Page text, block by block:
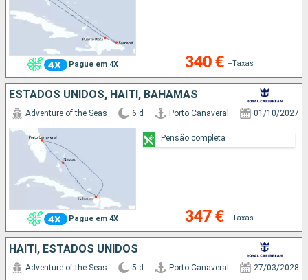
Pague em 4X 340 € +Taxas
ESTADOS UNIDOS, HAITI, BAHAMAS
Pague em 4X
Adventure of the Seas 6 d Porto Canaveral 01/10/2027
347 € +Taxas
Pensão completa
HAITI, ESTADOS UNIDOS
Adventure of the Seas 5 d Porto Canaveral 27/03/2028